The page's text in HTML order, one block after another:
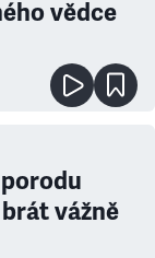
vědce
vážně